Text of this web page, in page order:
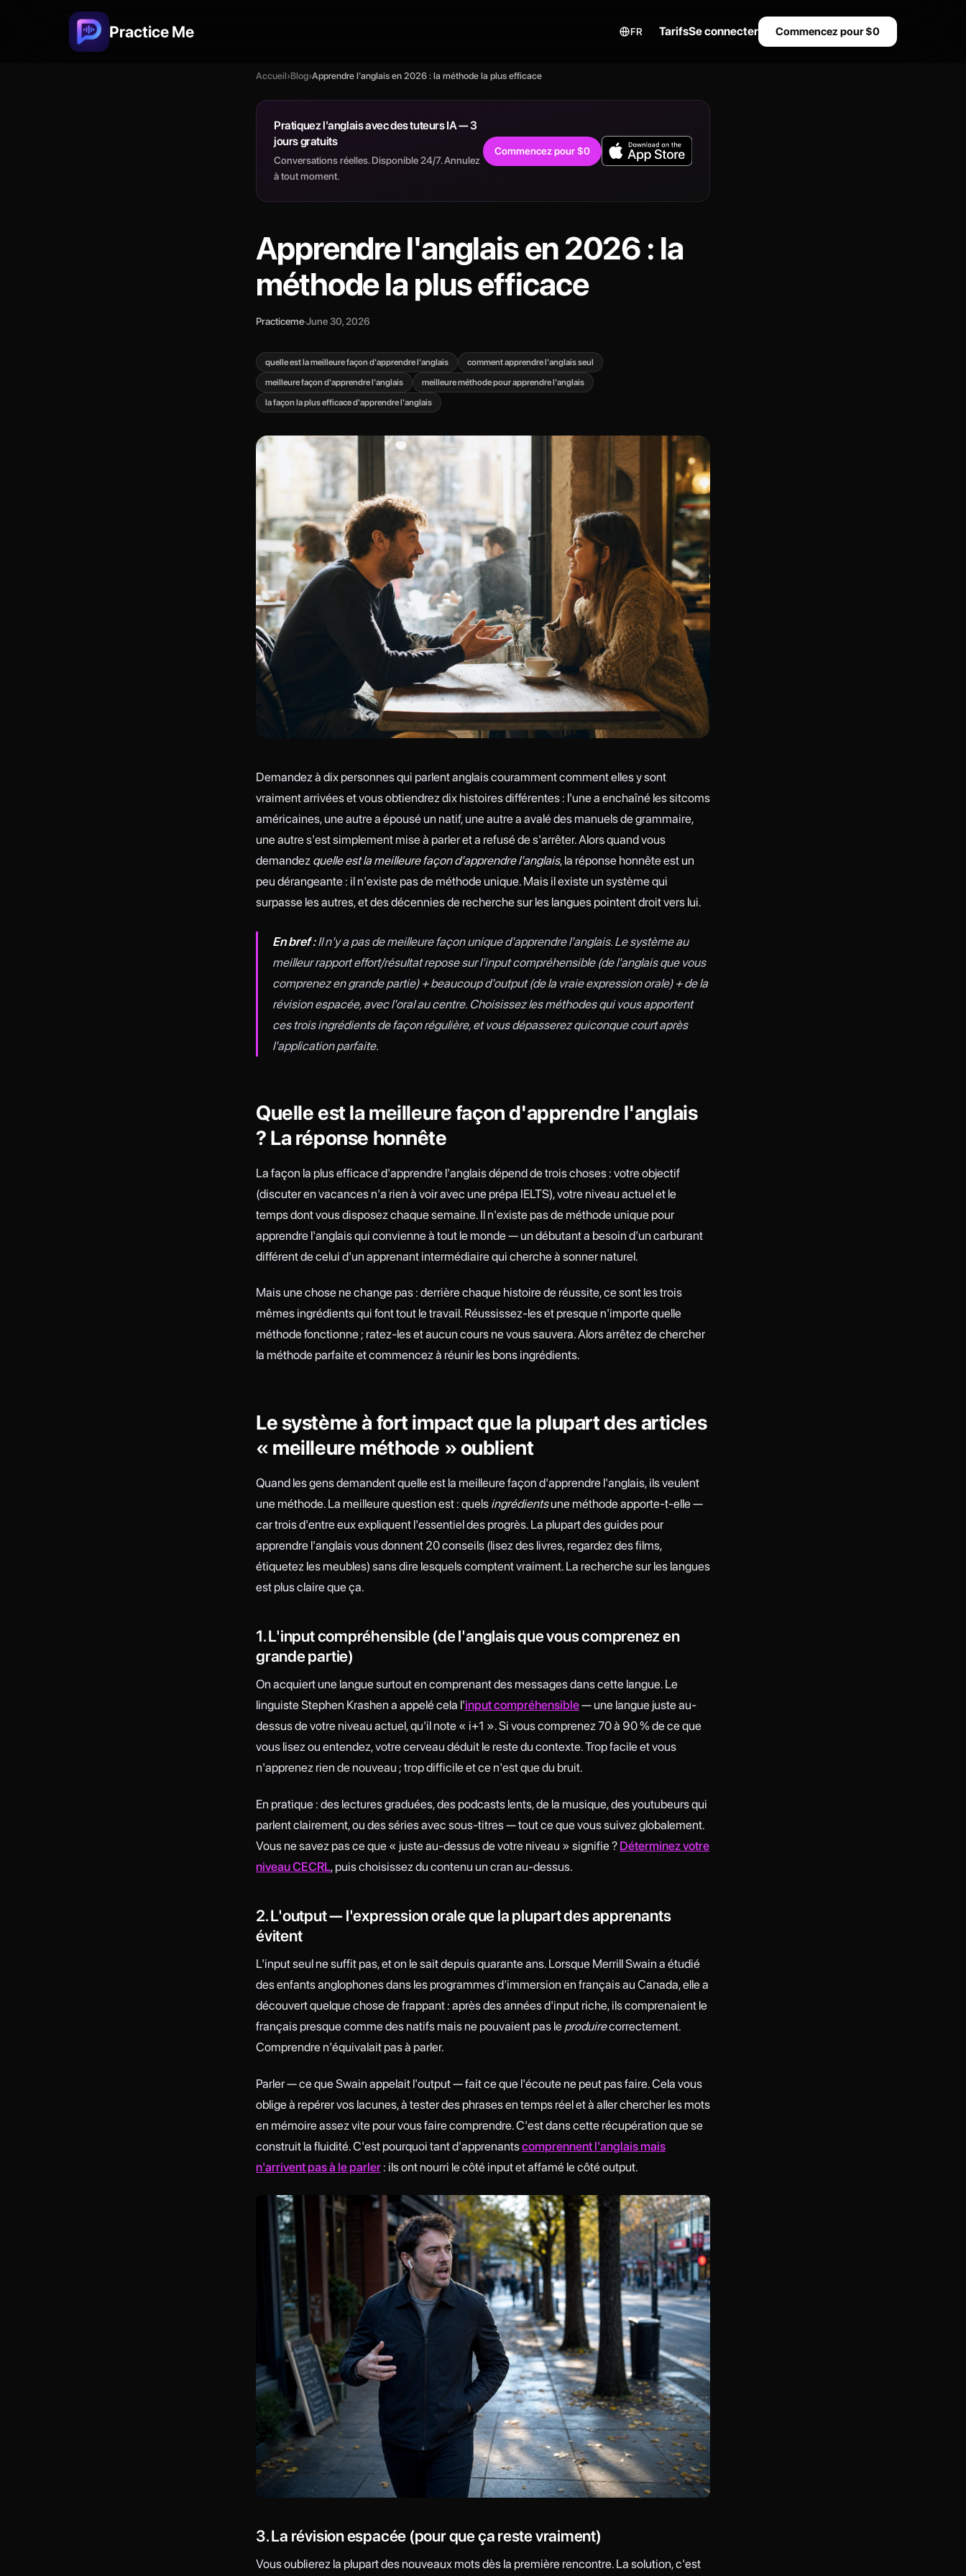
Practice Me FR TarifsSe connecter Commencez pour $0
Accueil›Blog›Apprendre l'anglais en 2026 : la méthode la plus efficace
Pratiquez l'anglais avec des tuteurs IA — 3
jours gratuits
Conversations réelles. Disponible 24/7. Annulez
à tout moment.
Commencez pour $0
Apprendre l'anglais en 2026 : la
méthode la plus efficace
Practiceme·June 30, 2026
quelle est la meilleure façon d'apprendre l'anglais
comment apprendre l'anglais seul
meilleure façon d'apprendre l'anglais
meilleure méthode pour apprendre l'anglais
la façon la plus efficace d'apprendre l'anglais
Demandez à dix personnes qui parlent anglais couramment comment elles y sont
vraiment arrivées et vous obtiendrez dix histoires différentes : l'une a enchaîné les sitcoms
américaines, une autre a épousé un natif, une autre a avalé des manuels de grammaire,
une autre s'est simplement mise à parler et a refusé de s'arrêter. Alors quand vous
demandez quelle est la meilleure façon d'apprendre l'anglais, la réponse honnête est un
peu dérangeante : il n'existe pas de méthode unique. Mais il existe un système qui
surpasse les autres, et des décennies de recherche sur les langues pointent droit vers lui.
En bref :Il n'y a pas de meilleure façon unique d'apprendre l'anglais. Le système au
meilleur rapport effort/résultat repose sur l'input compréhensible (de l'anglais que vous
comprenez en grande partie) + beaucoup d'output (de la vraie expression orale) + de la
révision espacée, avec l'oral au centre. Choisissez les méthodes qui vous apportent
ces trois ingrédients de façon régulière, et vous dépasserez quiconque court après
l'application parfaite.
Quelle est la meilleure façon d'apprendre l'anglais
? La réponse honnête
La façon la plus efficace d'apprendre l'anglais dépend de trois choses : votre objectif
(discuter en vacances n'a rien à voir avec une prépa IELTS), votre niveau actuel et le
temps dont vous disposez chaque semaine. Il n'existe pas de méthode unique pour
apprendre l'anglais qui convienne à tout le monde — un débutant a besoin d'un carburant
différent de celui d'un apprenant intermédiaire qui cherche à sonner naturel.
Mais une chose ne change pas : derrière chaque histoire de réussite, ce sont les trois
mêmes ingrédients qui font tout le travail. Réussissez-les et presque n'importe quelle
méthode fonctionne ; ratez-les et aucun cours ne vous sauvera. Alors arrêtez de chercher
la méthode parfaite et commencez à réunir les bons ingrédients.
Le système à fort impact que la plupart des articles
« meilleure méthode » oublient
Quand les gens demandent quelle est la meilleure façon d'apprendre l'anglais, ils veulent
une méthode. La meilleure question est : quels ingrédientsune méthode apporte-t-elle —
car trois d'entre eux expliquent l'essentiel des progrès. La plupart des guides pour
apprendre l'anglais vous donnent 20 conseils (lisez des livres, regardez des films,
étiquetez les meubles) sans dire lesquels comptent vraiment. La recherche sur les langues
est plus claire que ça.
1. L'input compréhensible (de l'anglais que vous comprenez en
grande partie)
On acquiert une langue surtout en comprenant des messages dans cette langue. Le
linguiste Stephen Krashen a appelé cela l'input compréhensible— une langue juste au-
dessus de votre niveau actuel, qu'il note « i+1 ». Si vous comprenez 70 à 90 % de ce que
vous lisez ou entendez, votre cerveau déduit le reste du contexte. Trop facile et vous
n'apprenez rien de nouveau ; trop difficile et ce n'est que du bruit.
En pratique : des lectures graduées, des podcasts lents, de la musique, des youtubeurs qui
parlent clairement, ou des séries avec sous-titres — tout ce que vous suivez globalement.
Vous ne savez pas ce que « juste au-dessus de votre niveau » signifie ? Déterminez votre
niveau CECRL, puis choisissez du contenu un cran au-dessus.
2. L'output — l'expression orale que la plupart des apprenants
évitent
L'input seul ne suffit pas, et on le sait depuis quarante ans. Lorsque Merrill Swain a étudié
des enfants anglophones dans les programmes d'immersion en français au Canada, elle a
découvert quelque chose de frappant : après des années d'input riche, ils comprenaient le
français presque comme des natifs mais ne pouvaient pas le produirecorrectement.
Comprendre n'équivalait pas à parler.
Parler — ce que Swain appelait l'output — fait ce que l'écoute ne peut pas faire. Cela vous
oblige à repérer vos lacunes, à tester des phrases en temps réel et à aller chercher les mots
en mémoire assez vite pour vous faire comprendre. C'est dans cette récupération que se
construit la fluidité. C'est pourquoi tant d'apprenantscomprennent l'anglais mais
n'arrivent pas à le parler : ils ont nourri le côté input et affamé le côté output.
3. La révision espacée (pour que ça reste vraiment)
Vous oublierez la plupart des nouveaux mots dès la première rencontre. La solution, c'est